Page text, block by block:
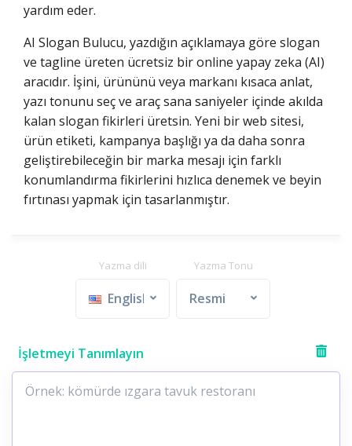
yardım eder.
AI Slogan Bulucu, yazdığın açıklamaya göre slogan
ve tagline üreten ücretsiz bir online yapay zeka (AI)
aracıdır. İşini, ürününü veya markanı kısaca anlat,
yazı tonunu seç ve araç sana saniyeler içinde akılda
kalan slogan fikirleri üretsin. Yeni bir web sitesi,
ürün etiketi, kampanya başlığı ya da daha sonra
geliştirebileceğin bir marka mesajı için farklı
konumlandırma fikirlerini hızlıca denemek ve beyin
fırtınası yapmak için tasarlanmıştır.
Yazma dili
English
Yazma Tonu
Resmi
İşletmeyi Tanımlayın